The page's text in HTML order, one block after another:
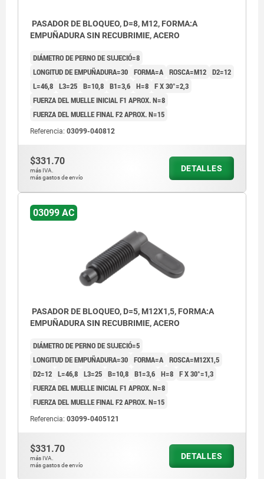
PASADOR DE BLOQUEO, D=8, M12, FORMA:A
EMPUÑADURA SIN RECUBRIMIE, ACERO
DIÁMETRO DE PERNO DE SUJECIÓ=8
LONGITUD DE EMPUÑADURA=30 FORMA=A ROSCA=M12 D2=12
L=46,8 L3=25 B=10,8 B1=3,6 H=8 F X 30°=2,3
FUERZA DEL MUELLE INICIAL F1 APROX. N=8
FUERZA DEL MUELLE FINAL F2 APROX. N=15
Referencia: 03099-040812
$331.70
más IVA.
más gastos de envío
DETALLES
03099 AC
PASADOR DE BLOQUEO, D=5, M12X1,5, FORMA:A
EMPUÑADURA SIN RECUBRIMIE, ACERO
DIÁMETRO DE PERNO DE SUJECIÓ=5
LONGITUD DE EMPUÑADURA=30 FORMA=A ROSCA=M12X1,5
D2=12 L=46,8 L3=25 B=10,8 B1=3,6 H=8 F X 30°=1,3
FUERZA DEL MUELLE INICIAL F1 APROX. N=8
FUERZA DEL MUELLE FINAL F2 APROX. N=15
Referencia: 03099-0405121
$331.70
más IVA.
más gastos de envío
DETALLES